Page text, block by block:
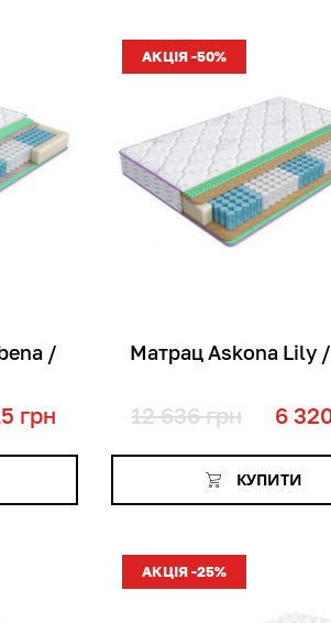
/
грн
АКЦІЯ -50%
Матрац Askona Lily /
12 636грн 6
КУПИТИ
АКЦІЯ -25%